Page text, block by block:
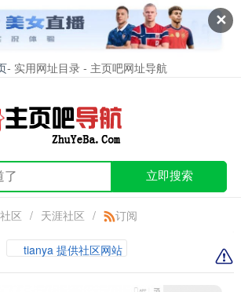
✕
- 实用网址目录 - 主页吧网址导航
立即搜索
社区 / 天涯社区 / 订阅
tianya 提供社区网站